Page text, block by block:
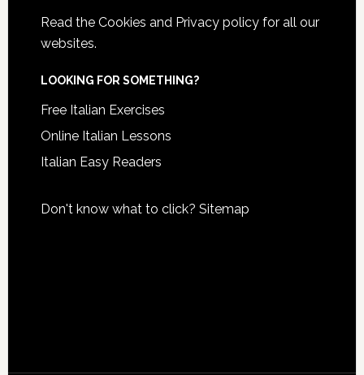
Read the Cookies and Privacy policyfor all our
websites.
LOOKING FOR SOMETHING?
Free Italian Exercises
Online Italian Lessons
Italian Easy Readers
Don't know what to click? Sitemap